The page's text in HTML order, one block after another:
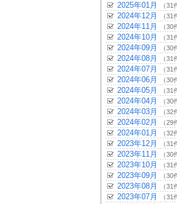
2025年01月 （31
2024年12月 （31
2024年11月 （30
2024年10月 （31
2024年09月 （30
2024年08月 （31
2024年07月 （31
2024年06月 （30
2024年05月 （31
2024年04月 （30
2024年03月 （32
2024年02月 （29
2024年01月 （32
2023年12月 （31
2023年11月 （30
2023年10月 （31
2023年09月 （30
2023年08月 （31
2023年07月 （31